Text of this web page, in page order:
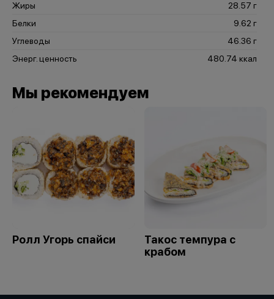
Жиры
28.57 г
Белки
9.62 г
Углеводы
46.36 г
Энерг. ценность
480.74 ккал
Мы рекомендуем
Ролл Угорь спайси
Такос темпура с
крабом